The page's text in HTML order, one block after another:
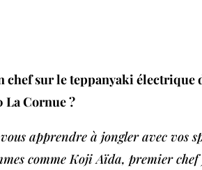
chef sur le teppanyaki électrique
La Cornue ?
apprendre à jongler avec vos
comme Koji Aïda, premier